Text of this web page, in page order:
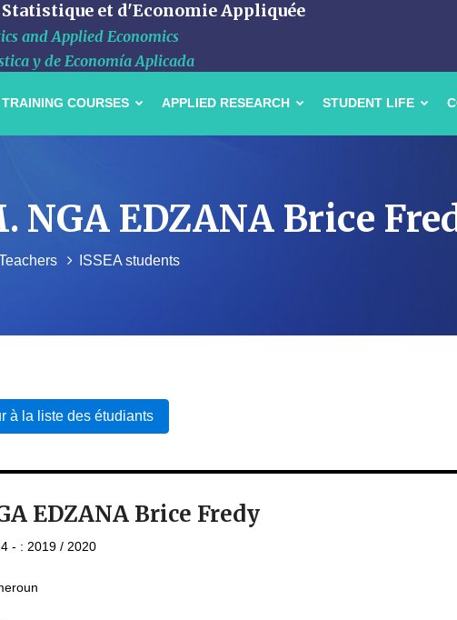
et d'Economie Appliquée
and Applied Economics
y de Economía Aplicada
TRAINING COURSES APPLIED RESEARCH STUDENT LIFE
EDZANA Brice
ISSEA students
à la liste des étudiants
EDZANA Brice Fredy
- : 2019 / 2020